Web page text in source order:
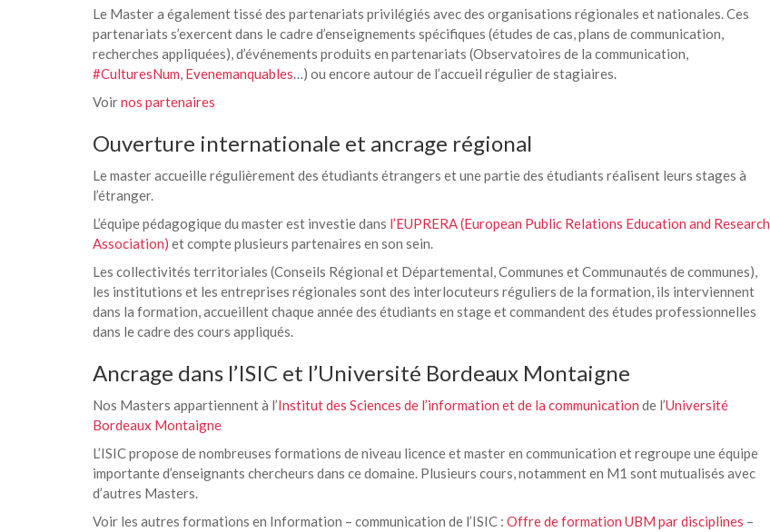
Le Master a également tissé des partenariats privilégiés avec des organisations régionales et nationales. Ces
partenariats s’exercent dans le cadre d’enseignements spécifiques (études de cas, plans de communication,
recherches appliquées), d’événements produits en partenariats (Observatoires de la communication,
#CulturesNum, Evenemanquables…) ou encore autour de l’accueil régulier de stagiaires.
Voirnos partenaires
Ouverture internationale et ancrage régional
Le master accueille régulièrement des étudiants étrangers et une partie des étudiants réalisent leurs stages à
l’étranger.
L’équipe pédagogique du master est investie dans l’EUPRERA (European Public Relations Education and Research
Association) et compte plusieurs partenaires en son sein.
Les collectivités territoriales (Conseils Régional et Départemental, Communes et Communautés de communes),
les institutions et les entreprises régionales sont des interlocuteurs réguliers de la formation, ils interviennent
dans la formation, accueillent chaque année des étudiants en stage et commandent des études professionnelles
dans le cadre des cours appliqués.
Ancrage dans l’ISIC et l’Université Bordeaux Montaigne
Nos Masters appartiennent à l’Institut des Sciences de l’information et de la communication de l’Université
Bordeaux Montaigne
L’ISIC propose de nombreuses formations de niveau licence et master en communication et regroupe une équipe
importante d’enseignants chercheurs dans ce domaine. Plusieurs cours, notamment en M1 sont mutualisés avec
d’autres Masters.
Voir les autres formations en Information – communication de l’ISIC : Offre de formation UBM par disciplines –